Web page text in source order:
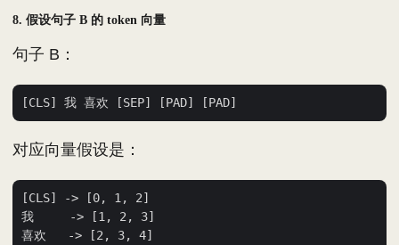
8. 假设句子 B 的 token 向量
句子 B：
对应向量假设是：
[CLS] -> [0, 1, 2]
我     -> [1, 2, 3]
喜欢   -> [2, 3, 4]